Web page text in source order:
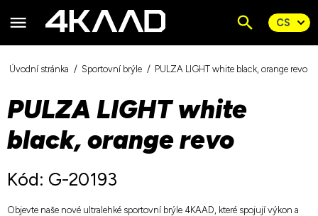
Úvodní stránka Sportovní brýle PULZA LIGHT white black, orange revo
PULZA LIGHT white
black, orange revo
Kód: G-20193
Objevte naše nové ultralehké sportovní brýle 4KAAD, které spojují výkon a